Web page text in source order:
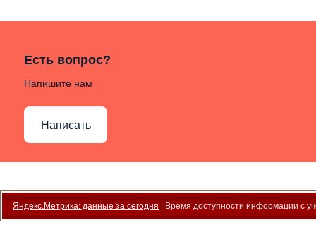
Есть вопрос?
Напишите нам
Написать
Яндекс.Метрика: данные за сегодня | Время доступности информации с